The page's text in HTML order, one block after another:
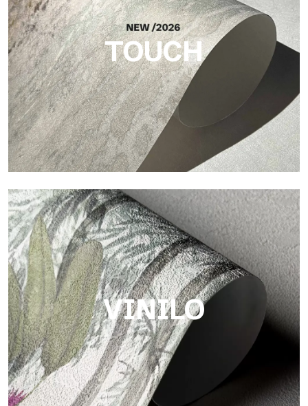
elegante a la superficie.
TOUCH
Touch
Acabado con trama fibrosa e irregular, con una textura suave
que aporta calidez y autenticidad a la superficie.
VINILO